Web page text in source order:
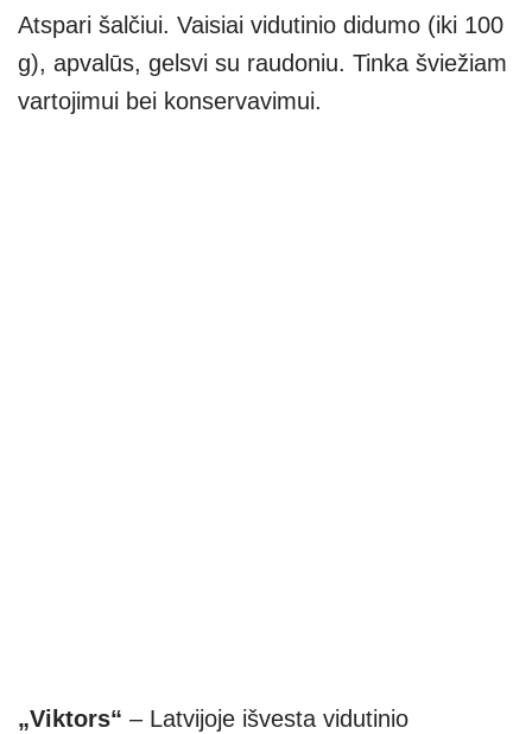
Atspari šalčiui. Vaisiai vidutinio didumo (iki 100
g), apvalūs, gelsvi su raudoniu. Tinka šviežiam
vartojimui bei konservavimui.
„Viktors“ – Latvijoje išvesta vidutinio